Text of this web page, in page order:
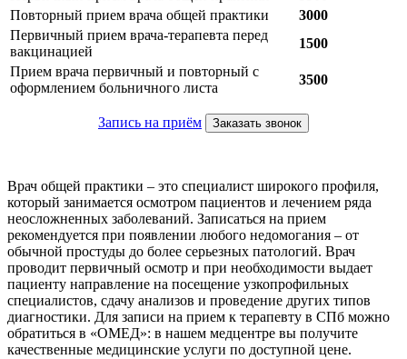
Повторный прием врача общей практики
3000
Первичный прием врача-терапевта перед
вакцинацией
1500
Прием врача первичный и повторный с
оформлением больничного листа
3500
Запись на приём Заказать звонок
Врач общей практики – это специалист широкого профиля,
который занимается осмотром пациентов и лечением ряда
неосложненных заболеваний. Записаться на прием
рекомендуется при появлении любого недомогания – от
обычной простуды до более серьезных патологий. Врач
проводит первичный осмотр и при необходимости выдает
пациенту направление на посещение узкопрофильных
специалистов, сдачу анализов и проведение других типов
диагностики. Для записи на прием к терапевту в СПб можно
обратиться в «ОМЕД»: в нашем медцентре вы получите
качественные медицинские услуги по доступной цене.